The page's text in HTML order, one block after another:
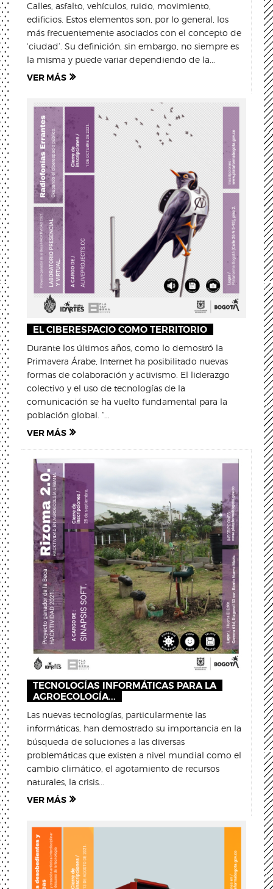
Calles, asfalto, vehículos, ruido, movimiento,
edificios. Estos elementos son, por lo general, los
más frecuentemente asociados con el concepto de
‘ciudad’. Su definición, sin embargo, no siempre es
la misma y puede variar dependiendo de la...
VER MÁS
EL CIBERESPACIO COMO TERRITORIO
Durante los últimos años, como lo demostró la
Primavera Árabe, Internet ha posibilitado nuevas
formas de colaboración y activismo. El liderazgo
colectivo y el uso de tecnologías de la
comunicación se ha vuelto fundamental para la
población global. “...
VER MÁS
TECNOLOGÍAS INFORMÁTICAS PARA LA
AGROECOLOGÍA...
Las nuevas tecnologías, particularmente las
informáticas, han demostrado su importancia en la
búsqueda de soluciones a las diversas
problemáticas que existen a nivel mundial como el
cambio climático, el agotamiento de recursos
naturales, la crisis...
VER MÁS